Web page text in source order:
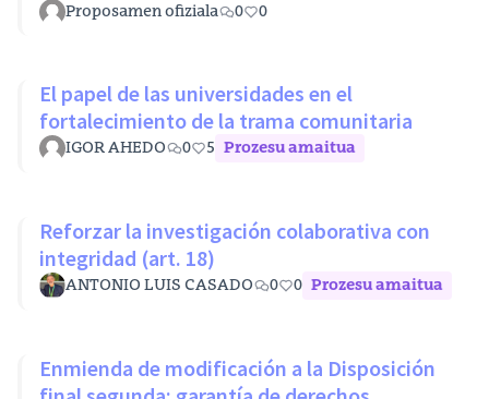
Proposamen ofiziala 0 0
El papel de las universidades en el
fortalecimiento de la trama comunitaria
IGOR AHEDO 0 5 Prozesu amaitua
Reforzar la investigación colaborativa con
integridad (art. 18)
ANTONIO LUIS CASADO 0 0 Prozesu amaitua
Enmienda de modificación a la Disposición